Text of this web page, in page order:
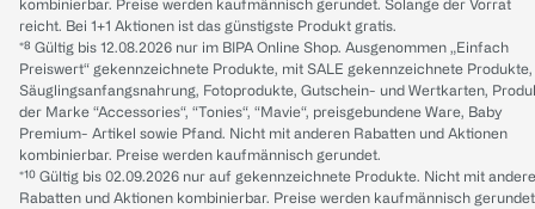
kombinierbar. Preise werden kaufmännisch gerundet. Solange der Vorrat
reicht. Bei 1+1 Aktionen ist das günstigste Produkt gratis.
*⁸ Gültig bis 12.08.2026 nur im BIPA Online Shop. Ausgenommen „Einfach
Preiswert“ gekennzeichnete Produkte, mit SALE gekennzeichnete Produkte,
Säuglingsanfangsnahrung, Fotoprodukte, Gutschein- und Wertkarten,
der Marke “Accessories“, “Tonies“, “Mavie“, preisgebundene Ware, Baby
Premium- Artikel sowie Pfand. Nicht mit anderen Rabatten und Aktionen
kombinierbar. Preise werden kaufmännisch gerundet.
*¹⁰ Gültig bis 02.09.2026 nur auf gekennzeichnete Produkte. Nicht mit
Rabatten und Aktionen kombinierbar. Preise werden kaufmännisch